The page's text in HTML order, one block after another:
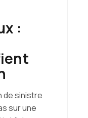
:
de sinistre
sur une